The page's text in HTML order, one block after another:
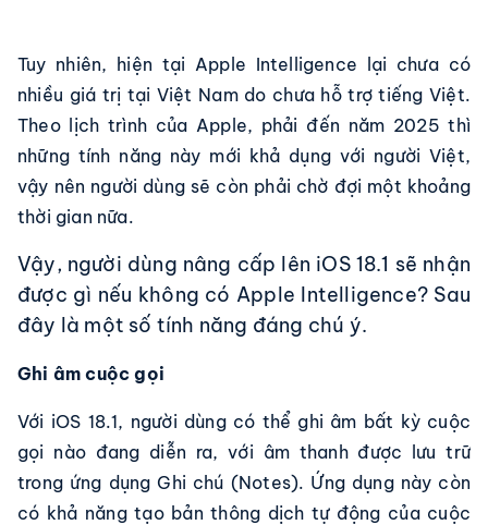
Tuy nhiên, hiện tại Apple Intelligence lại chưa có
nhiều giá trị tại Việt Nam do chưa hỗ trợ tiếng Việt.
Theo lịch trình của Apple, phải đến năm 2025 thì
những tính năng này mới khả dụng với người Việt,
vậy nên người dùng sẽ còn phải chờ đợi một khoảng
thời gian nữa.
Vậy, người dùng nâng cấp lên iOS 18.1 sẽ nhận
được gì nếu không có Apple Intelligence? Sau
đây là một số tính năng đáng chú ý.
Ghi âm cuộc gọi
Với iOS 18.1, người dùng có thể ghi âm bất kỳ cuộc
gọi nào đang diễn ra, với âm thanh được lưu trữ
trong ứng dụng Ghi chú (Notes). Ứng dụng này còn
có khả năng tạo bản thông dịch tự động của cuộc